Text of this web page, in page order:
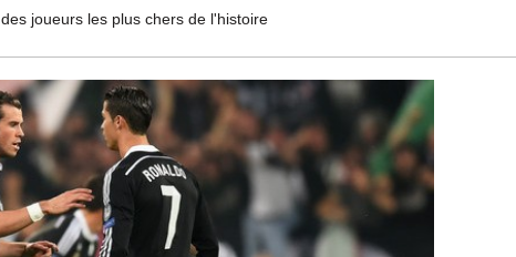
joueurs les plus chers de l'histoire